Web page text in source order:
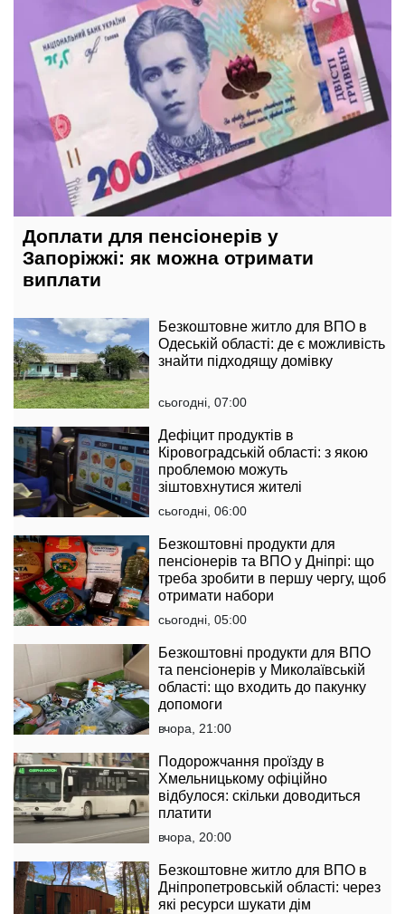
Доплати для пенсіонерів у
Запоріжжі: як можна отримати
виплати
Безкоштовне житло для ВПО в
Одеській області: де є можливість
знайти підходящу домівку
сьогодні, 07:00
Дефіцит продуктів в
Кіровоградській області: з якою
проблемою можуть
зіштовхнутися жителі
сьогодні, 06:00
Безкоштовні продукти для
пенсіонерів та ВПО у Дніпрі: що
треба зробити в першу чергу, щоб
отримати набори
сьогодні, 05:00
Безкоштовні продукти для ВПО
та пенсіонерів у Миколаївській
області: що входить до пакунку
допомоги
вчора, 21:00
Подорожчання проїзду в
Хмельницькому офіційно
відбулося: скільки доводиться
платити
вчора, 20:00
Безкоштовне житло для ВПО в
Дніпропетровській області: через
які ресурси шукати дім